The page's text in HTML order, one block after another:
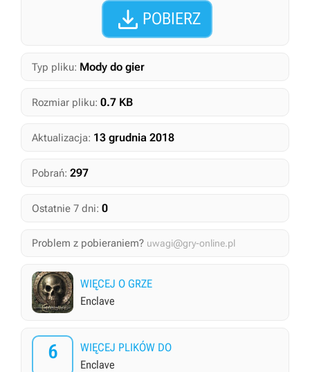
 POBIERZ
Typ pliku: Mody do gier
Rozmiar pliku: 0.7 KB
Aktualizacja: 13 grudnia 2018
Pobrań: 297
Ostatnie 7 dni: 0
Problem z pobieraniem? uwagi@gry-online.pl
WIĘCEJ O GRZE
Enclave
6
WIĘCEJ PLIKÓW DO
Enclave